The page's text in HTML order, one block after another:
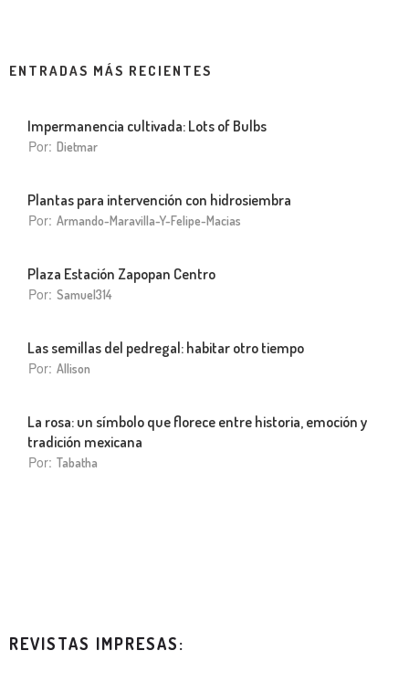
ENTRADAS MÁS RECIENTES
Impermanencia cultivada: Lots of Bulbs
Por: Dietmar
Plantas para intervención con hidrosiembra
Por: Armando-Maravilla-Y-Felipe-Macias
Plaza Estación Zapopan Centro
Por: Samuel314
Las semillas del pedregal: habitar otro tiempo
Por: Allison
La rosa: un símbolo que florece entre historia, emoción y
tradición mexicana
Por: Tabatha
REVISTAS IMPRESAS: